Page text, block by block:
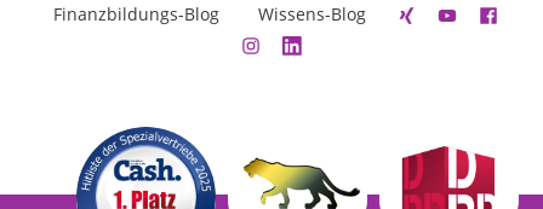
Finanzbildungs-Blog
Wissens-Blog